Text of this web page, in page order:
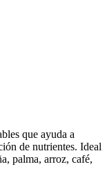
que ayuda a
de nutrientes. Ideal
palma, arroz, café,